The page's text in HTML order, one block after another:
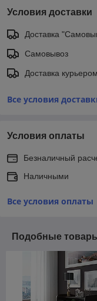
Условия доставки
Доставка
Самовывоз
Доставка курьером
Все условия
Условия оплаты
Безналичный
Наличными
Все условия оплаты
Подобные